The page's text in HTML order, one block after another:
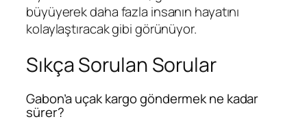
büyüyerek daha fazla insanın hayatını
kolaylaştıracak gibi görünüyor.
Sıkça Sorulan Sorular
Gabon’a uçak kargo göndermek ne kadar
sürer?